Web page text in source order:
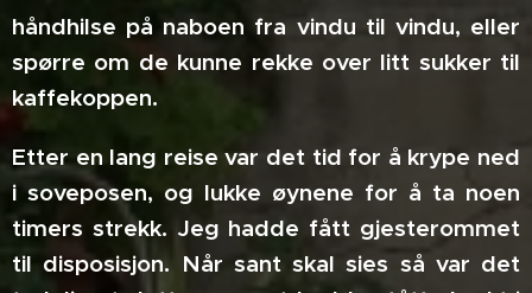
håndhilse på naboen fra vindu til vindu, eller
spørre om de kunne rekke over litt sukker til
kaffekoppen.
Etter en lang reise var det tid for å krype ned
i soveposen, og lukke øynene for å ta noen
timers strekk. Jeg hadde fått gjesterommet
til disposisjon. Når sant skal sies så var det